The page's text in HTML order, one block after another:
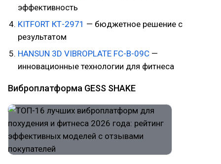
эффективность
KITFORT КТ-2971 — бюджетное решение с
результатом
HANSUN 3D VIBROPLATE FC-B-09C —
инновационные технологии для фитнеса
Виброплатформа GESS SHAKE